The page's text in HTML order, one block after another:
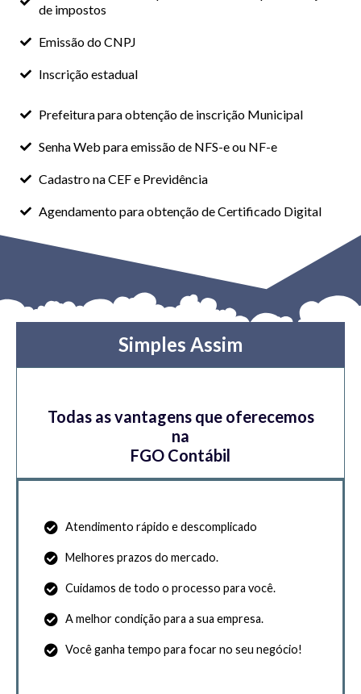
de impostos
Emissão do CNPJ
Inscrição estadual
Prefeitura para obtenção de inscrição Municipal
Senha Web para emissão de NFS-e ou NF-e
Cadastro na CEF e Previdência
Agendamento para obtenção de Certificado Digital
Simples Assim
Todas as vantagens que oferecemos
na
FGO Contábil
Atendimento rápido e descomplicado
Melhores prazos do mercado.
Cuidamos de todo o processo para você.
A melhor condição para a sua empresa.
Você ganha tempo para focar no seu negócio!